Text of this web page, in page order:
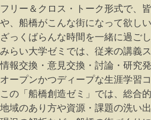
フリー＆クロス・トーク形式で、
や、船橋がこんな街になって欲しい
ざっくばらんな時間を一緒に過ごし
みらい大学ゼミでは、従来の講義
情報交換・意見交換・討論・研究
オープンかつディープな生涯学習
この「船橋創造ゼミ」では、総合
地域のあり方や資源・課題の洗い出